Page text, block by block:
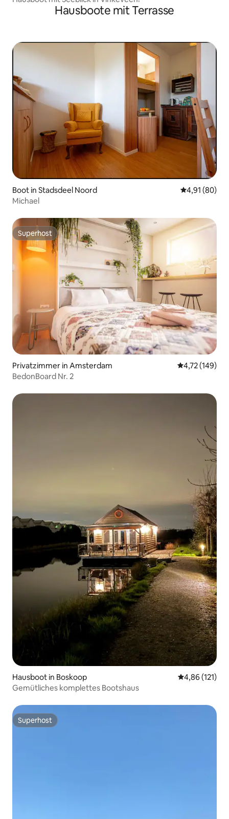
Hausboote mit Terrasse
Boot in Stadsdeel Noord
4,91 (80)
Michael
Superhost
Superhost
Privatzimmer in Amsterdam
4,72 (149)
BedonBoard Nr. 2
Hausboot in Boskoop
4,86 (121)
Gemütliches komplettes Bootshaus
Superhost
Superhost